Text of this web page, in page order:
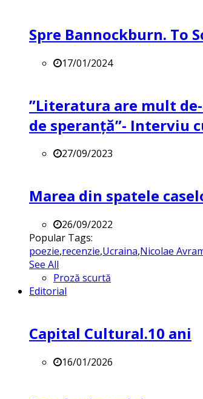
Spre Bannockburn. To
17/01/2024
”Literatura are mult
de speranță”- Interviu
27/09/2023
Marea din spatele
26/09/2022
Popular Tags:
poezie,recenzie,Ucraina,Nicolae
See All
Proză scurtă
Editorial
Capital Cultural.10 ani
16/01/2026